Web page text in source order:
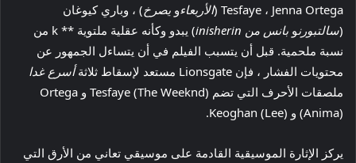
Tesfaye ، Jenna Ortega ( الأربعاءو يصرخ) ، وباري كيوغان
(سالتبورنو بانس من inisherin
) يبدو وكأنه عقلية ملتوية ** k من
نسبة ملحمية. قبل أن يتسبب الفيلم في أن يتساءل الجمهور عن
محتويات الفشار ، فإن Lionsgate مستعد لإسقاط ثلاثة
أسرع غدا
ملصقات الأحرف التي تضم Tesfaye (The Weeknd) و Ortega
(Anima) و Keoghan (Lee).
يركز الإثارة الموسيقية القادمة على موسيقي تعاني من الأرق التي